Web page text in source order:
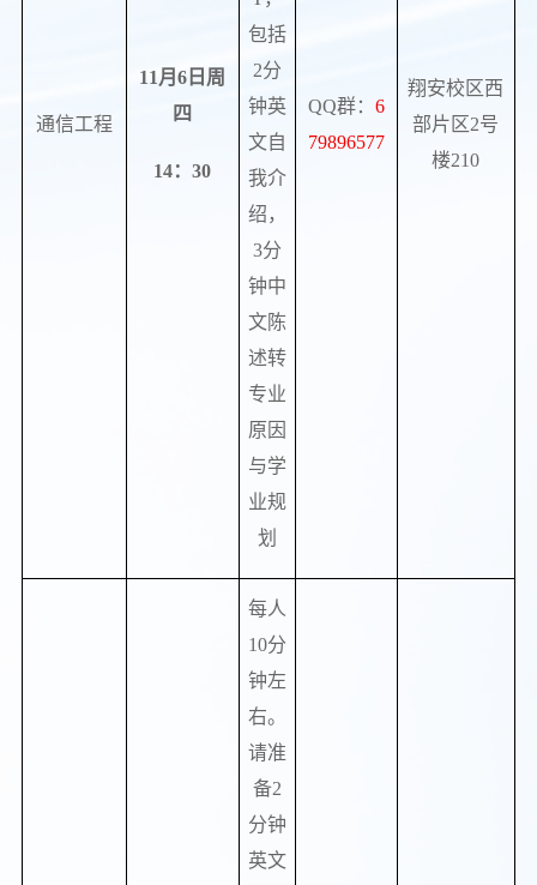
通信工程
11 月6 日周
四
14：30
包括
2分
钟英
文自
我介
绍，
3分
钟中
文陈
述转
专业
原因
与学
业规
划
QQ群： 6
79896577
翔安校区西
部片区2号
楼210
每人
10分
钟左
右。
请准
备2
分钟
英文